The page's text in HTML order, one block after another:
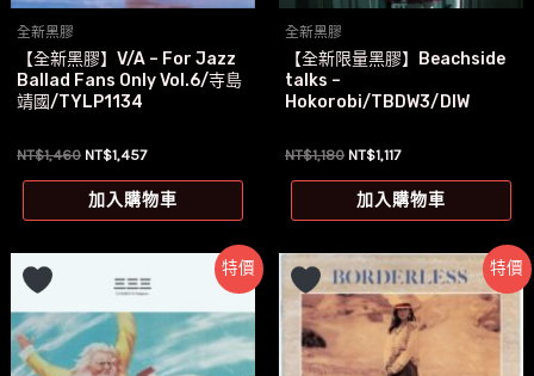
全新黑膠
【全新黑膠】V/A – For Jazz
Ballad Fans Only Vol.6/寺島
靖國/TYLP1134
NT$1,460 原
價
格：
NT$1,457目
價
格：
加入購物車
全新黑膠
【全新限量黑膠】Beachside
talks –
Hokorobi/TBDW3/DIW
NT$1,180 原
價
格：
NT$1,117目
價
格：
加入購物車
特價 特價